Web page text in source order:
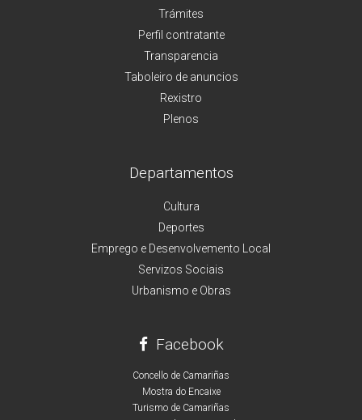
Trámites
Perfil contratante
Transparencia
Taboleiro de anuncios
Rexistro
Plenos
Departamentos
Cultura
Deportes
Emprego e Desenvolvemento Local
Servizos Sociais
Urbanismo e Obras
Facebook
Concello de Camariñas
Mostra do Encaixe
Turismo de Camariñas